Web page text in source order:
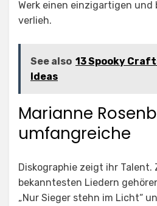
Werk einen einzigartigen und
verlieh.
See also 13 Spooky
Ideas
Marianne
umfangreiche
Diskographie zeigt ihr Talent.
bekanntesten Liedern
„Nur Sieger stehn im Licht“